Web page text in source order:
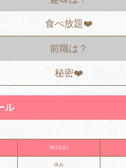
食べ放題❤️
前職は？
秘密❤️
ル
08/11(火)
休み